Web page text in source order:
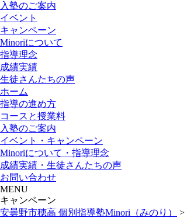
入塾のご案内
イベント
キャンペーン
Minoriについて
指導理念
成績実績
生徒さんたちの声
ホーム
指導の進め方
コースと授業料
入塾のご案内
イベント・キャンペーン
Minoriについて・指導理念
成績実績・生徒さんたちの声
お問い合わせ
MENU
キャンペーン
安曇野市穂高 個別指導塾Minori（みのり）
>